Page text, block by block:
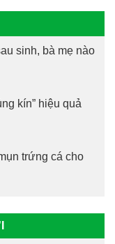
sinh, bà mẹ nào
kín” hiệu quả
trứng cá cho